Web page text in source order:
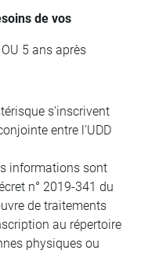
de vos
5 ans après
s'inscrivent
entre l'UDD
informations sont
n° 2019-341 du
de traitements
au répertoire
physiques ou